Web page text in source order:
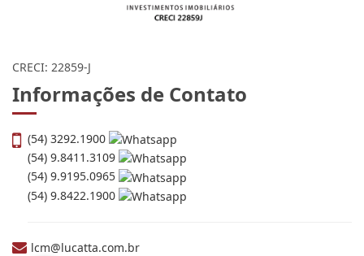
CRECI: 22859-J
Informações de Contato
(54) 3292.1900
(54) 9.8411.3109
(54) 9.9195.0965
(54) 9.8422.1900
lcm@lucatta.com.br